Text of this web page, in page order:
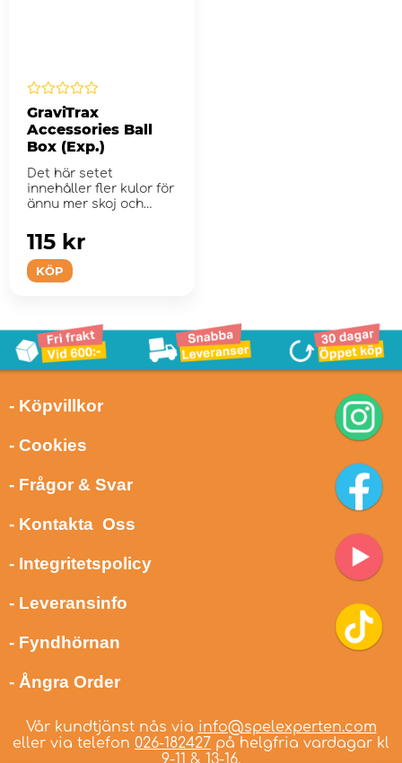
GraviTrax
Accessories Ball
Box (Exp.)
Det här setet
innehåller fler kulor för
ännu mer skoj och
KÖP
115 kr
- Köpvillkor
- Cookies
- Frågor & Svar
- Kontakta Oss
- Integritetspolicy
- Leveransinfo
- Fyndhörnan
- Ångra Order
Vår kundtjänst nås via info@spelexperten.com
eller via telefon 026-182427 på helgfria vardagar kl
9-11 & 13-16.